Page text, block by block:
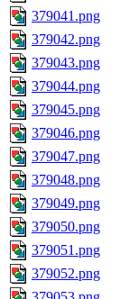
379041.png
379042.png
379043.png
379044.png
379045.png
379046.png
379047.png
379048.png
379049.png
379050.png
379051.png
379052.png